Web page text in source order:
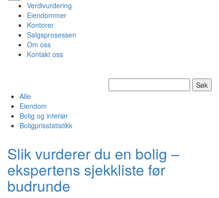
Verdivurdering
Eiendommer
Kontorer
Salgsprosessen
Om oss
Kontakt oss
etter:
Alle
Eiendom
Bolig og interiør
Boligprisstatistikk
Slik vurderer du en bolig –
ekspertens sjekkliste før
budrunde